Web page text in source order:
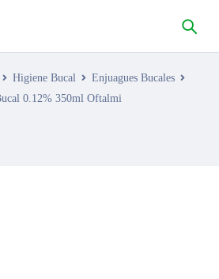
Higiene Bucal
Enjuagues Bucales
0.12% 350ml Oftalmi